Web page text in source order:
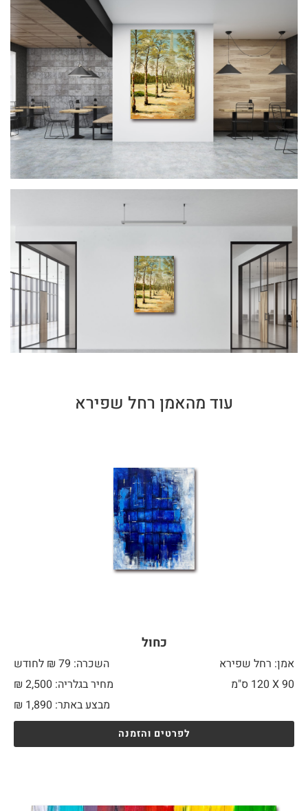
עוד מהאמן רחל שפירא
כחול
אמן: רחל שפירא
השכרה: 79 ₪ לחודש
90 X
מחיר בגלריה: 2,500 ₪
מבצע באתר:
₪ 1,890
לפרטים והזמנה